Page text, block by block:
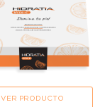
VER PRODUCTO